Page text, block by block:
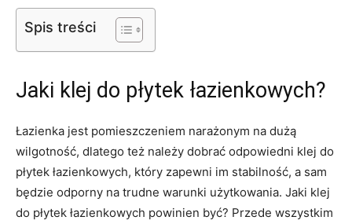
Spis treści
Jaki klej do płytek łazienkowych?
Łazienka jest pomieszczeniem narażonym na dużą
wilgotność, dlatego też należy dobrać odpowiedni klej do
płytek łazienkowych, który zapewni im stabilność, a sam
będzie odporny na trudne warunki użytkowania. Jaki klej
do płytek łazienkowych powinien być? Przede wszystkim